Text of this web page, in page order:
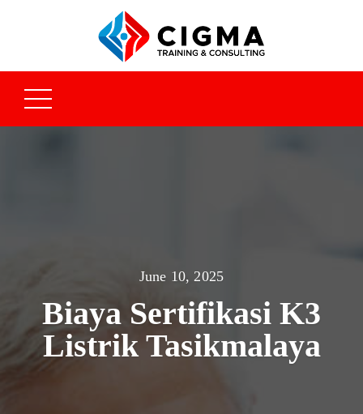
June 10, 2025
Biaya Sertifikasi K3
Listrik Tasikmalaya